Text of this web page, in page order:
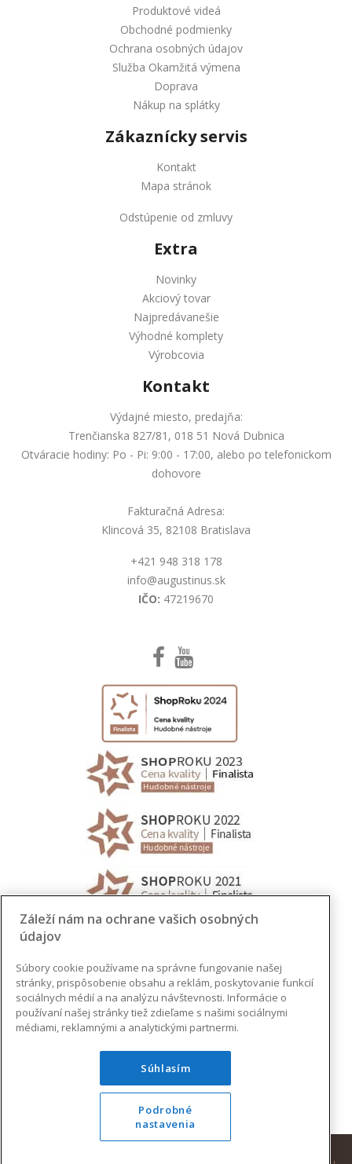
Produktové videá
Obchodné podmienky
Ochrana osobných údajov
Služba Okamžitá výmena
Doprava
Nákup na splátky
Zákaznícky servis
Kontakt
Mapa stránok
Odstúpenie od zmluvy
Extra
Novinky
Akciový tovar
Najpredávanešie
Výhodné komplety
Výrobcovia
Kontakt
Výdajné miesto, predajňa:
Trenčianska 827/81, 018 51 Nová Dubnica
Otváracie hodiny: Po - Pi: 9:00 - 17:00, alebo po telefonickom
dohovore
Fakturačná Adresa:
Klincová 35, 82108 Bratislava
+421 948 318 178
info@augustinus.sk
IČO: 47219670
Záleží nám na ochrane vašich osobných
údajov
Súbory cookie používame na správne fungovanie našej
stránky, prispôsobenie obsahu a reklám, poskytovanie funkcií
sociálnych médií a na analýzu návštevnosti. Informácie o
používaní našej stránky tiež zdieľame s našimi sociálnymi
médiami, reklamnými a analytickými partnermi.
Súhlasím
Podrobné
nastavenia